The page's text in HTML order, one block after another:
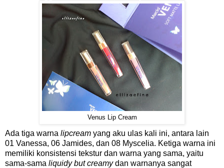
Venus Lip Cream
Ada tiga warna lipcream yang aku ulas kali ini, antara lain
01 Vanessa, 06 Jamides, dan 08 Myscelia. Ketiga warna ini
memiliki konsistensi tekstur dan warna yang sama, yaitu
sama-sama liquidy but creamydan warnanya sangat